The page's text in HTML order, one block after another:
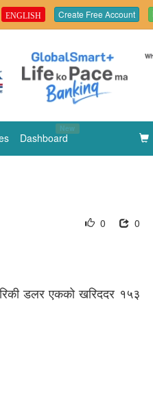
ENGLISH Create Free Account
Dashboard
New
0
0
डलर एकको खरिददर १५३